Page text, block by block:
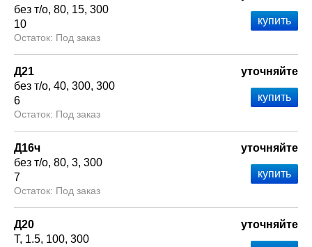
без т/о 80 15 300
10
Под заказ
Д21
без т/о 40 300 300
6
Под заказ
уточняйте
Д16ч
без т/о 80 3 300
7
Под заказ
уточняйте
Д20
Т 1.5 100 300
уточняйте